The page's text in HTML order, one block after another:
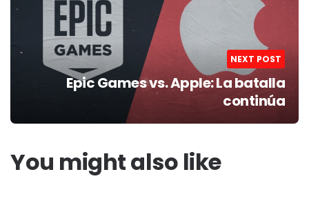
NEXT POST
Epic Games vs. Apple: La batalla
continúa
You might also like